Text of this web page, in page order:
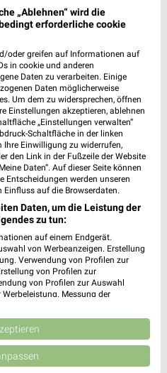
Uhr | Geschlossen
4 Prospekte
2-8
Uhr | Geschlossen
3 Prospekte
Melle
40
Uhr | Geschlossen
„Ablehnen“ wird die
erforderliche cookie
oder greifen auf Informationen auf
in cookie und anderen
Daten zu verarbeiten. Einige
Daten möglicherweise
Um dem zu widersprechen, öffnen
Einstellungen akzeptieren, ablehnen
„Einstellungen verwalten“
Schaltfläche in der linken
Ihre Einwilligung zu widerrufen,
den Link in der Fußzeile der Website
Daten“. Auf dieser Seite können
Entscheidungen werden unseren
auf die Browserdaten.
Daten, um die Leistung der
zu tun:
auf einem Endgerät.
von Werbeanzeigen. Erstellung
Verwendung von Profilen zur
von Profilen zur
von Profilen zur Auswahl
Messung der
Quellen. Entwicklung und
reduzierter Daten zur Auswahl
Union weitergegeben und in die